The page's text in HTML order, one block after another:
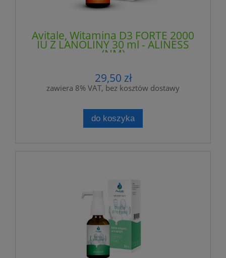
Avitale, Witamina D3 FORTE 2000
IU Z LANOLINY 30 ml - ALINESS
(NM)
29,50 zł
zawiera 8% VAT, bez kosztów dostawy
do koszyka